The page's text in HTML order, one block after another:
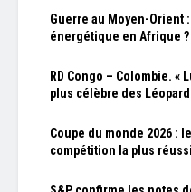
Guerre au Moyen-Orient
énergétique en Afrique ?
RD Congo – Colombie. «
plus célèbre des
Coupe du monde 2026 :
compétition la plus